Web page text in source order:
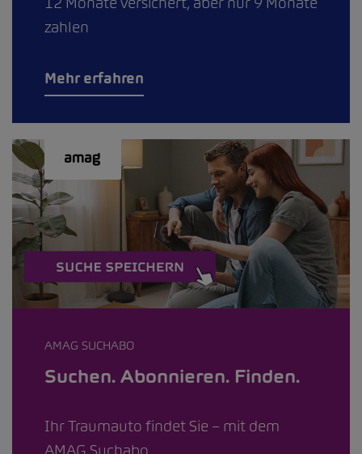
zahlen
Mehr erfahren
AMAG SUCHABO
Suchen. Abonnieren. Finden.
Ihr Traumauto findet Sie – mit dem